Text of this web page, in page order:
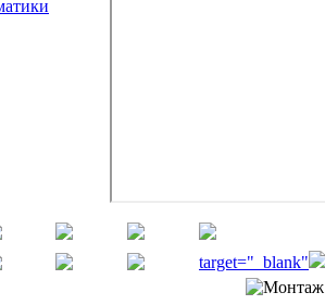
target="_blank"